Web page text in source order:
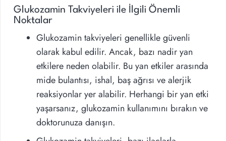
Glukozamin Takviyeleri ile İlgili Önemli
Noktalar
Glukozamin takviyeleri genellikle güvenli
olarak kabul edilir. Ancak, bazı nadir yan
etkilere neden olabilir. Bu yan etkiler arasında
mide bulantısı, ishal, baş ağrısı ve alerjik
reaksiyonlar yer alabilir. Herhangi bir yan etki
yaşarsanız, glukozamin kullanımını bırakın ve
doktorunuza danışın.